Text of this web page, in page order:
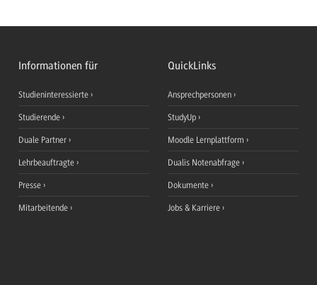
Informationen für
Studieninteressierte
Studierende
Duale Partner
Lehrbeauftragte
Presse
Mitarbeitende
QuickLinks
Ansprechpersonen
StudyUp
Moodle Lernplattform
Dualis Notenabfrage
Dokumente
Jobs & Karriere